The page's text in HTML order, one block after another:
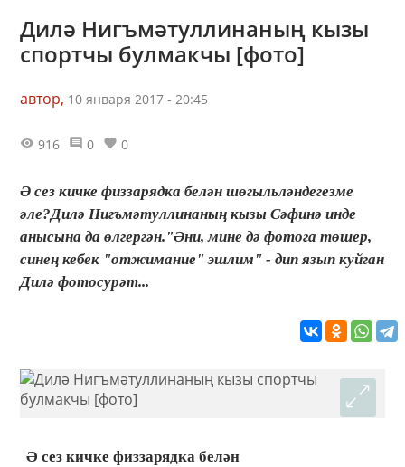
Дилә Нигъмәтуллинаның кызы
спортчы булмакчы [фото]
автор, 10 января 2017 - 20:45
916 0 0
Ә сез кичке физзарядка белән шөгыльләндегезме
әле?Дилә Нигъмәтуллинаның кызы Сәфинә инде
анысына да өлгергән."Әни, мине дә фотога төшер,
синең кебек "отжимание" эшлим" - дип язып куйган
Дилә фотосурәт...
Ә сез кичке физзарядка белән